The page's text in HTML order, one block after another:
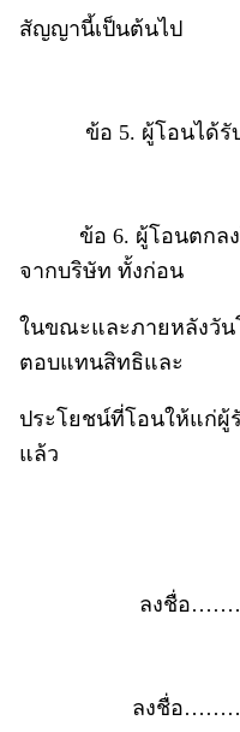
สัญญานี้เป็นต้นไป
ข้อ 5. ผู้โอนได้รับเ
ข้อ 6. ผู้โอนตกลงโ
จากบริษัท ทั้งก่อน
ในขณะและภายหลังวัน
ตอบแทนสิทธิและ
ประโยชน์ที่โอนให้แก่ผู้
แล้ว
ลงชื่อ
ลงชื่อ